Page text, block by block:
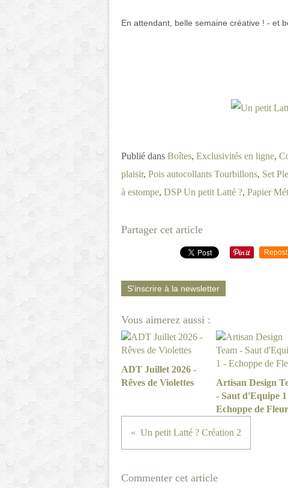
En attendant, belle semaine créative ! - et
Publié dans Boîtes, Exclusivités en ligne,
plaisir, Pois autocollants Tourbillons, Set
à estompe, DSP Un petit Latté ?, Papier
Partager cet article
Repost
S'inscrire à la newsletter
Vous aimerez aussi :
ADT Juillet 2026 -
Rêves de Violettes
Artisan Design
- Saut d'Equipe 1
Echoppe de
Un petit Latté ? Création 2
Commenter cet article